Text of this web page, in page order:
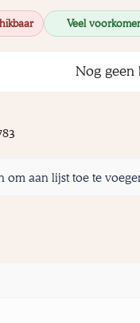
Veel
Nog geen
om aan lijst toe te